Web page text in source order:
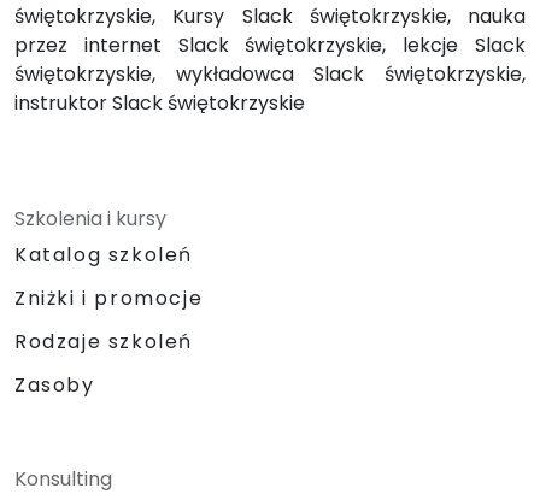
świętokrzyskie, Kursy Slack świętokrzyskie, nauka
przez internet Slack świętokrzyskie, lekcje Slack
świętokrzyskie, wykładowca Slack świętokrzyskie,
instruktor Slack świętokrzyskie
Szkolenia i kursy
Katalog szkoleń
Zniżki i promocje
Rodzaje szkoleń
Zasoby
Konsulting